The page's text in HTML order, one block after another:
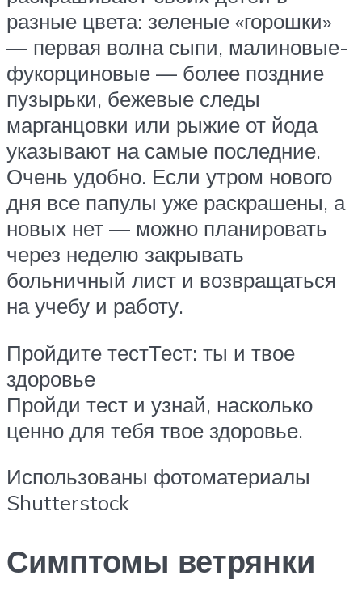
разные цвета: зеленые «горошки»
— первая волна сыпи, малиновые-
фукорциновые — более поздние
пузырьки, бежевые следы
марганцовки или рыжие от йода
указывают на самые последние.
Очень удобно. Если утром нового
дня все папулы уже раскрашены, а
новых нет — можно планировать
через неделю закрывать
больничный лист и возвращаться
на учебу и работу.
Пройдите тестТест: ты и твое
здоровье
Пройди тест и узнай, насколько
ценно для тебя твое здоровье.
Использованы фотоматериалы
Shutterstock
Симптомы ветрянки